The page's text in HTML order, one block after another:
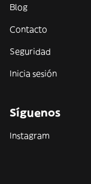
Blog
Contacto
Seguridad
Inicia sesión
Síguenos
Instagram